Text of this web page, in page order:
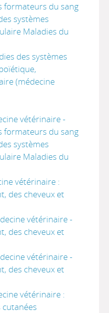
formateurs du sang
systèmes
Maladies du
des systèmes
(médecine
vétérinaire -
formateurs du sang
systèmes
Maladies du
vétérinaire :
des cheveux et
vétérinaire -
des cheveux et
vétérinaire -
des cheveux et
vétérinaire :